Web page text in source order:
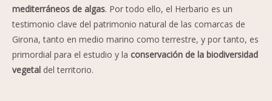
mediterráneos de algas. Por todo ello, el Herbario es un
testimonio clave del patrimonio natural de las comarcas de
Girona, tanto en medio marino como terrestre, y por tanto, es
primordial para el estudio y la conservación de la biodiversidad
vegetal del territorio.